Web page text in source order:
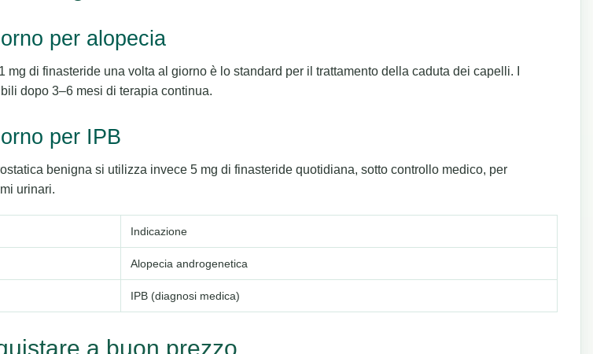
per alopecia
mg di finasteride una volta al giorno è lo standard per il trattamento della caduta dei capelli. I
dopo 3–6 mesi di terapia continua.
per IPB
benigna si utilizza invece 5 mg di finasteride quotidiana, sotto controllo medico, per
urinari.
Indicazione
Alopecia androgenetica
IPB (diagnosi medica)
a buon prezzo